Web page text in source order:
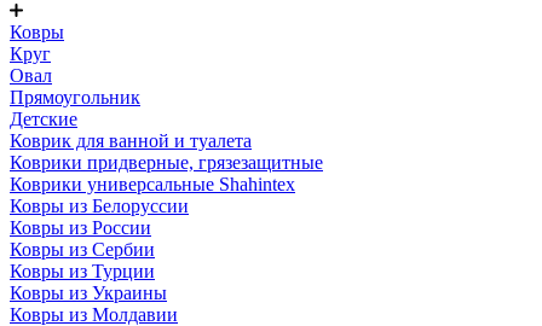
Ковры
Круг
Овал
Прямоугольник
Детские
Коврик для ванной и туалета
Коврики придверные, грязезащитные
Коврики универсальные Shahintex
Ковры из Белоруссии
Ковры из России
Ковры из Сербии
Ковры из Турции
Ковры из Украины
Ковры из Молдавии